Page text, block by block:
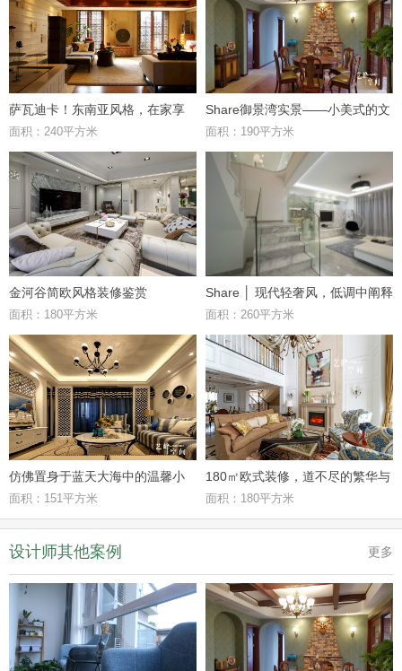
萨瓦迪卡！东南亚风格，在家享
受度假。
面积：240平方米
Share御景湾实景——小美式的文
化感
面积：190平方米
金河谷简欧风格装修鉴赏
面积：180平方米
Share │ 现代轻奢风，低调中阐释
高级质感~
面积：260平方米
仿佛置身于蓝天大海中的温馨小
家——地中海风格
面积：151平方米
180㎡欧式装修，道不尽的繁华与
美~
面积：180平方米
设计师其他案例 更多